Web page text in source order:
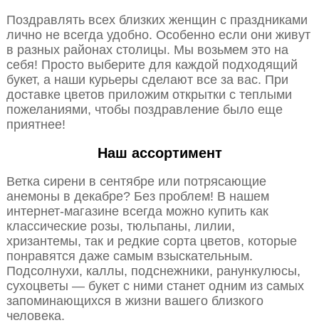
Поздравлять всех близких женщин с праздниками
лично не всегда удобно. Особенно если они живут
в разных районах столицы. Мы возьмем это на
себя! Просто выберите для каждой подходящий
букет, а наши курьеры сделают все за вас. При
доставке цветов приложим открытки с теплыми
пожеланиями, чтобы поздравление было еще
приятнее!
Наш ассортимент
Ветка сирени в сентябре или потрясающие
анемоны в декабре? Без проблем! В нашем
интернет-магазине всегда можно купить как
классические розы, тюльпаны, лилии,
хризантемы, так и редкие сорта цветов, которые
понравятся даже самым взыскательным.
Подсолнухи, каллы, подснежники, ранункулюсы,
сухоцветы — букет с ними станет одним из самых
запоминающихся в жизни вашего близкого
человека.